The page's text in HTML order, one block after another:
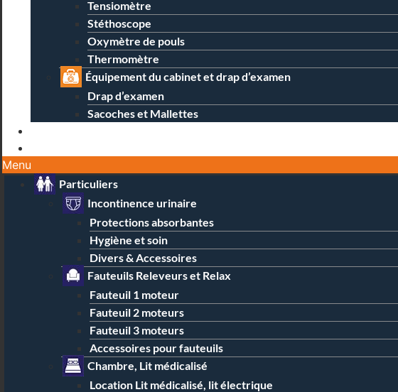
Tensiomètre
Stéthoscope
Oxymètre de pouls
Thermomètre
Équipement du cabinet et drap d’examen
Drap d’examen
Sacoches et Mallettes
Menu
Particuliers
Incontinence urinaire
Protections absorbantes
Hygiène et soin
Divers & Accessoires
Fauteuils Releveurs et Relax
Fauteuil 1 moteur
Fauteuil 2 moteurs
Fauteuil 3 moteurs
Accessoires pour fauteuils
Chambre, Lit médicalisé
Location Lit médicalisé, lit électrique